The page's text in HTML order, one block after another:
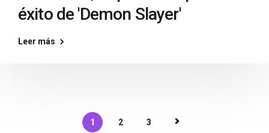
éxito de 'Demon Slayer'
Leer más
1 2 3